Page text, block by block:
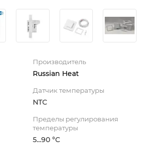
Производитель
Russian Heat
Датчик температуры
NTC
Пределы регулирования
температуры
5...90 °С